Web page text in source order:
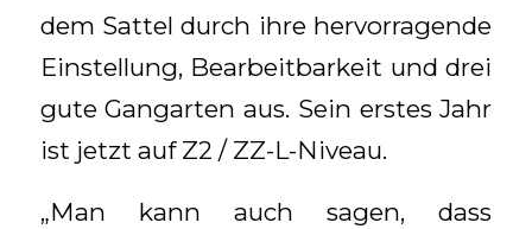
dem Sattel durch ihre hervorragende
Einstellung, Bearbeitbarkeit und drei
gute Gangarten aus. Sein erstes Jahr
ist jetzt auf Z2 / ZZ-L-Niveau.
„Man kann auch sagen, dass